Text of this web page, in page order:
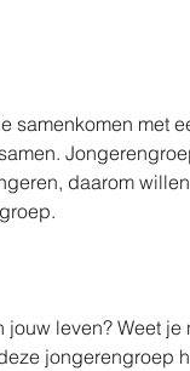
samenkomen met
daarom
leven? Weet
jongerengroep